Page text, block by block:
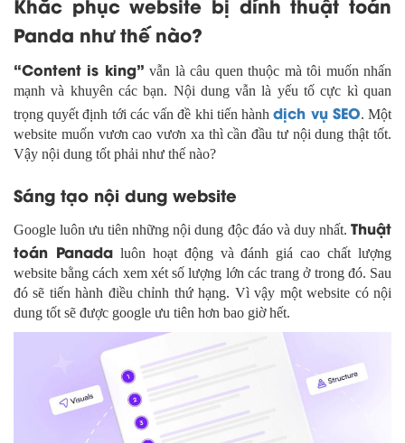
Panda như thế nào?
“Content is king” vẫn là câu quen thuộc mà tôi muốn nhấn
mạnh và khuyên các bạn. Nội dung vẫn là yếu tố cực kì quan
trọng quyết định tới các vấn đề khi tiến hànhdịch vụ SEO. Một
website muốn vươn cao vươn xa thì cần đầu tư nội dung thật tốt.
Vậy nội dung tốt phải như thế nào?
Sáng tạo nội dung website
Google luôn ưu tiên những nội dung độc đáo và duy nhất. Thuật
toán Panadaluôn hoạt động và đánh giá cao chất lượng
website bằng cách xem xét số lượng lớn các trang ở trong đó. Sau
đó sẽ tiến hành điều chỉnh thứ hạng. Vì vậy một website có nội
dung tốt sẽ được google ưu tiên hơn bao giờ hết.